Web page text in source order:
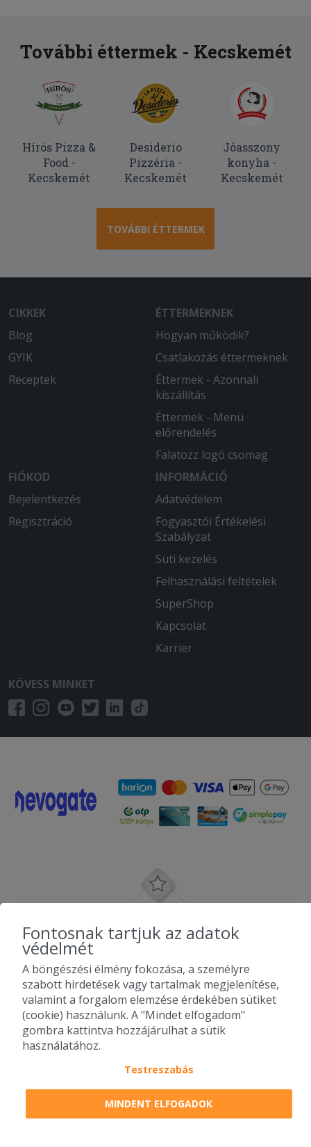
2026-03-24 - Roland:
Tökéletes csak ajánlani tudom.
2026-02-18 - :
Nem voltam elegedett mert egy szet
egett pizzat kaptunk!
2026-02-18 - :
Huh! Jó nagy adag volt. Nagyon finom is
volt
2026-02-09 - :
Az árakat felemeltèk a mennyiség jóval
Igen és a futár az nagyon kitartó volt
meg voltam vele is elégedve !
Az étel forrón érkezett , hatalmas adag
2025-11-23 - György:
Változatos, bőséges mennyiségű tál
csak kicsit langyos kihozatal, a futár
gyorsan érkezett a rendeléstől
számítva de az étel hőmérséklete nem
nagyon volt megfelelő
Finom volt, köszönöm!
Remek ár,nagy adag, és nagyon finom
2025-09-15 - Gyula:
Kiváló!
srácok,de ez most nem olyan lett...
Nagyon finom volt a camembert sajt,
mint mindíg!
2025-06-05 - :
Finom lett volna a pizza, de nem volt
rendesen megsütve.
Továbbiak betöltése...
További éttermek - Kecskemét
Hírös Pizza &
Food -
Kecskemét
Desiderio
Pizzéria -
Kecskemét
Jóasszony
konyha -
Kecskemét
TOVÁBBI ÉTTERMEK
CIKKEK
Blog
GYIK
Receptek
ÉTTERMEKNEK
Hogyan működik?
Csatlakozás éttermeknek
Éttermek - Azonnali
kiszállítás
Éttermek - Menü
előrendelés
Falatozz logó csomag
FIÓKOD
Bejelentkezés
Regisztráció
INFORMÁCIÓ
Adatvédelem
Fogyasztói Értékelési
Szabályzat
Süti kezelés
Felhasználási feltételek
SuperShop
Kapcsolat
Karrier
KÖVESS MINKET
2010-2026 Copyright - Falatozz.hu - Diston-line Kft.
Fontosnak tartjuk az adatok
védelmét
A böngészési élmény fokozása, a személyre
szabott hirdetések vagy tartalmak megjelenítése,
valamint a forgalom elemzése érdekében sütiket
(cookie) használunk. A "Mindet elfogadom"
gombra kattintva hozzájárulhat a sütik
használatához.
Testreszabás
MINDENT ELFOGADOK